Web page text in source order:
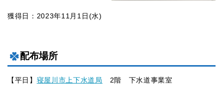
獲得日：2023年11月1日(水)
配布場所
【平日】 寝屋川市上下水道局 2階 下水道事業室